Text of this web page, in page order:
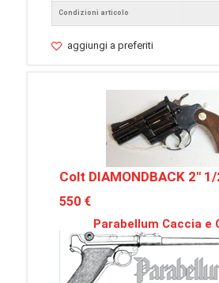
Condizioni articolo
aggiungi a preferiti
Colt DIAMONDBACK 2" 1/
550 €
Parabellum Caccia e